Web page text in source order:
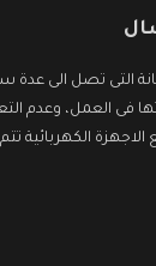
التى تصل الى
فى العمل، وعدم
الاجهزة الكهربائية